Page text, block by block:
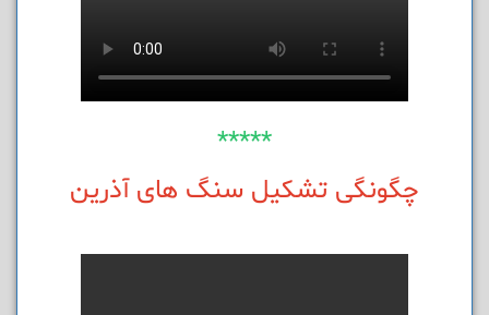
*****
چگونگی تشکیل سنگ های آذرین